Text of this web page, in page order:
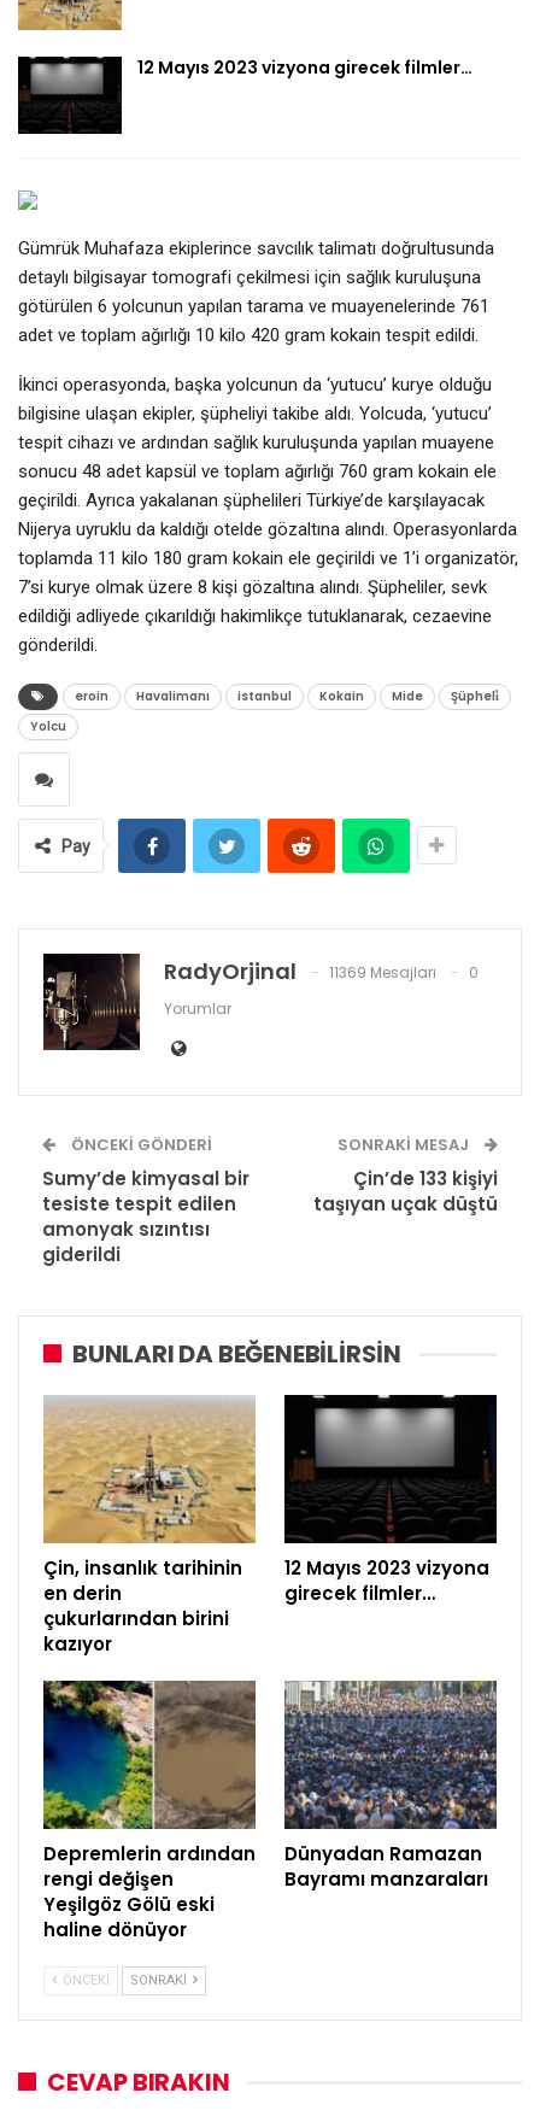
12 Mayıs 2023 vizyona girecek filmler…
Gümrük Muhafaza ekiplerince savcılık talimatı doğrultusunda
detaylı bilgisayar tomografi çekilmesi için sağlık kuruluşuna
götürülen 6 yolcunun yapılan tarama ve muayenelerinde 761
adet ve toplam ağırlığı 10 kilo 420 gram kokain tespit edildi.
İkinci operasyonda, başka yolcunun da ‘yutucu’ kurye olduğu
bilgisine ulaşan ekipler, şüpheliyi takibe aldı. Yolcuda, ‘yutucu’
tespit cihazı ve ardından sağlık kuruluşunda yapılan muayene
sonucu 48 adet kapsül ve toplam ağırlığı 760 gram kokain ele
geçirildi. Ayrıca yakalanan şüphelileri Türkiye’de karşılayacak
Nijerya uyruklu da kaldığı otelde gözaltına alındı. Operasyonlarda
toplamda 11 kilo 180 gram kokain ele geçirildi ve 1’i organizatör,
7’si kurye olmak üzere 8 kişi gözaltına alındı. Şüpheliler, sevk
edildiği adliyede çıkarıldığı hakimlikçe tutuklanarak, cezaevine
gönderildi.
eroin Havalimanı istanbul Kokain Mide
Şüpheli̇
Yolcu
Pay
RadyOrjinal 11369 Mesajları
0
Yorumlar
ÖNCEKI GÖNDERI
Sumy’de kimyasal bir
tesiste tespit edilen
amonyak sızıntısı
giderildi
SONRAKI MESAJ
Çin’de 133 kişiyi
taşıyan uçak düştü
BUNLARI DA BEĞENEBILIRSIN
Çin, insanlık tarihinin
en derin
çukurlarından birini
kazıyor
12 Mayıs 2023 vizyona
girecek filmler…
Depremlerin ardından
rengi değişen
Yeşilgöz Gölü eski
haline dönüyor
Dünyadan Ramazan
Bayramı manzaraları
ÖNCEKI SONRAKI
CEVAP BIRAKIN